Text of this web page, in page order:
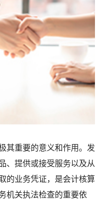
其重要的意义和作用。发
、提供或接受服务以及从
的业务凭证，是会计核算
机关执法检查的重要依